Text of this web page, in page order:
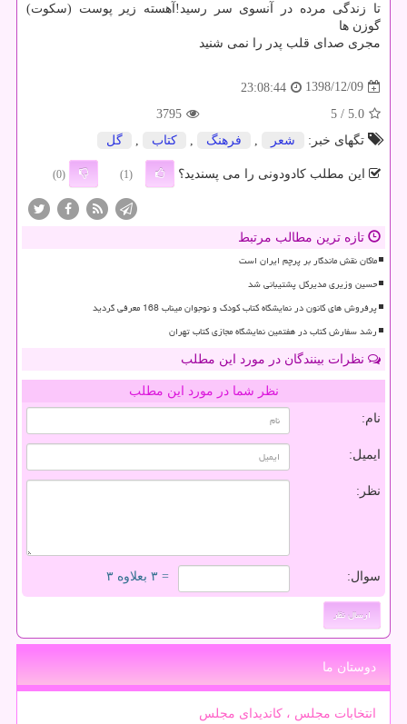
تا زندگی مرده در آنسوی سر رسید!آهسته زیر پوست (سكوت)
گوزن ها
مجری صدای قلب پدر را نمی شنید
1398/12/09
23:08:44
5.0
/ 5
3795
تگهای خبر:
شعر , فرهنگ , كتاب , گل
این مطلب کادودونی را می پسندید؟ (1)
(0)
تازه ترین مطالب مرتبط
ماکان نقش ماندگار بر پرچم ایران است
حسین وزیری مدیرکل پشتیبانی شد
پرفروش های کانون در نمایشگاه کتاب کودک و نوجوان میناب 168 معرفی گردید
رشد سفارش کتاب در هفتمین نمایشگاه مجازی کتاب تهران
نظرات بینندگان در مورد این مطلب
نظر شما در مورد این مطلب
نام:
ایمیل:
نظر:
سوال: = ۳ بعلاوه ۳
دوستان ما
انتخابات مجلس ، کاندیدای مجلس